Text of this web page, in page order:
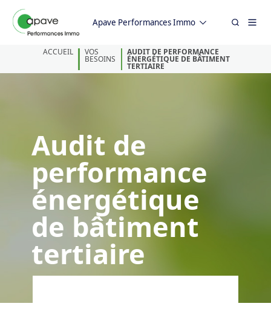
Apave Performances Immo
ACCUEIL VOS
BESOINS
AUDIT DE PERFORMANCE
ÉNERGÉTIQUE DE BÂTIMENT
TERTIAIRE
Audit de
performance
énergétique
de bâtiment
tertiaire